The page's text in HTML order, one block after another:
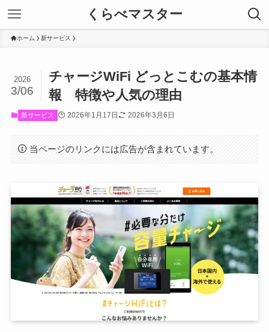
くらべマスター
ホーム 新サービス
チャージWiFi どっとこむの基本情
報 特徴や人気の理由
2026
3/06
新サービス 2026年1月17日 2026年3月6日
当ページのリンクには広告が含まれています。